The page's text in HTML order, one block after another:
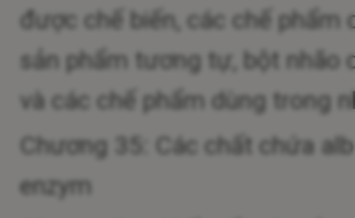
được chế biến, các chế phẩm
sản phẩm tương tự, bột nhão
và các chế phẩm dùng trong
Chương 35: Các chất chứa
enzym